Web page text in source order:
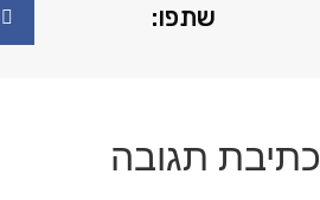
שתפו:
כתיבת תגובה